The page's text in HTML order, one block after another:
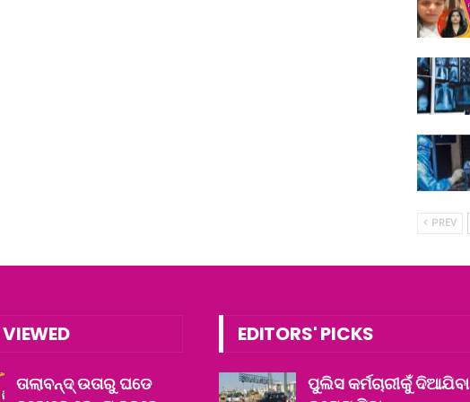
PREV
ତାଲାବନ୍ଦ୍ ଉତାରୁ ଘଡେ
EDITORS' PICKS
ପୁଲିସ କର୍ମଚାରୀକୁଁ ଦିଆଯିବା